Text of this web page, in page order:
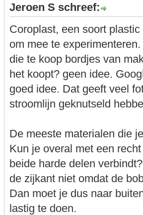
Jeroen S schreef:
Coroplast, een soort
om mee te
die te koop bordjes van
het koopt? geen idee.
goed idee. Dat geeft veel
stroomlijn geknutseld
De meeste materialen die
Kun je overal met een
beide harde delen
de zijkant niet omdat de
Dan moet je dus naar
lastig te doen.